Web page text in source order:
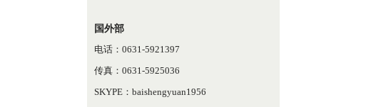
国外部
电话：0631-5921397
传真：0631-5925036
SKYPE：baishengyuan1956